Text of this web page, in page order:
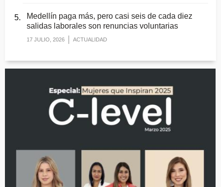
Medellín paga más, pero casi seis de cada diez
salidas laborales son renuncias voluntarias
17 JULIO, 2026 ACTUALIDAD